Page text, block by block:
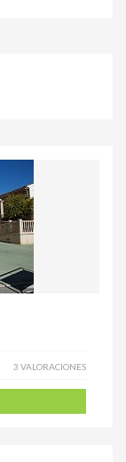
3 VALORACIONES